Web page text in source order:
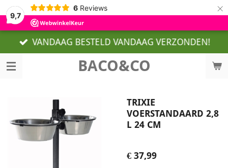
9,7
6 Reviews ×
BACO&CO
VANDAAG BESTELD VANDAAG VERZONDEN!
TRIXIE
VOERSTANDAARD 2,8
L 24 CM
€ 37,99